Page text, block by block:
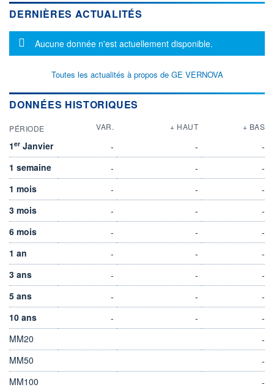
DERNIÈRES ACTUALITÉS
Message d'information
Aucune donnée n'est actuellement disponible.
Toutes les actualités à propos de GE VERNOVA
DONNÉES HISTORIQUES
PÉRIODE VAR. + HAUT + BAS
1er Janvier - -
-
1 semaine
- -
-
1 mois
- -
-
3 mois
- -
-
6 mois
- -
-
1 an
- -
-
3 ans
- -
-
5 ans
- -
-
10 ans
- -
-
MM20
-
MM50
-
MM100
-